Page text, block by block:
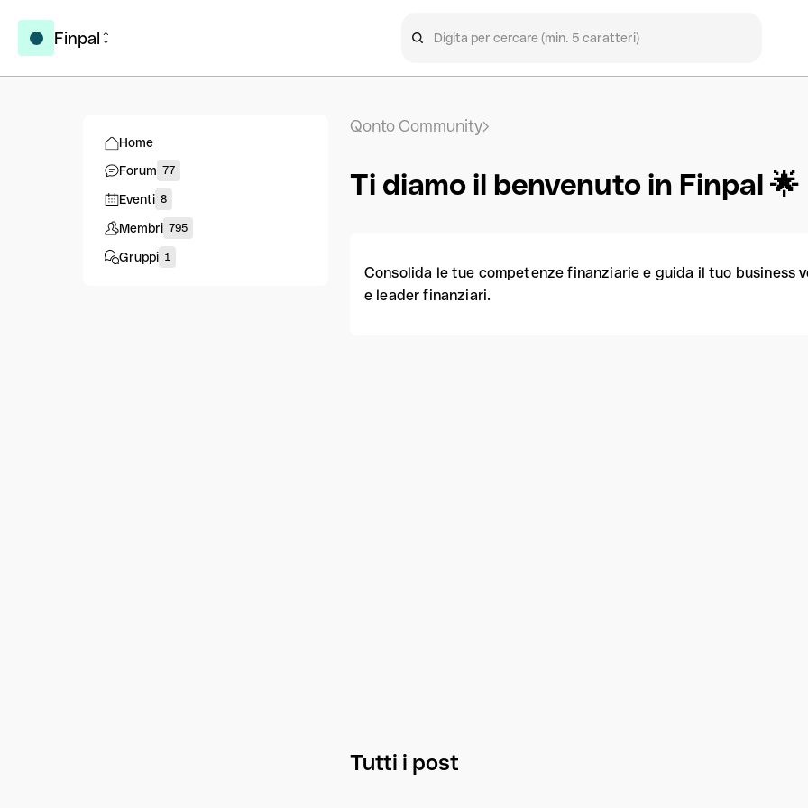
Finpal
Home
Forum 77
Eventi 8
Membri 795
Gruppi 1
Qonto Community
Ti diamo il benvenuto in Finpal 🌟
Consolida le tue competenze finanziarie e guida il tuo business
e leader finanziari.
Tutti i post